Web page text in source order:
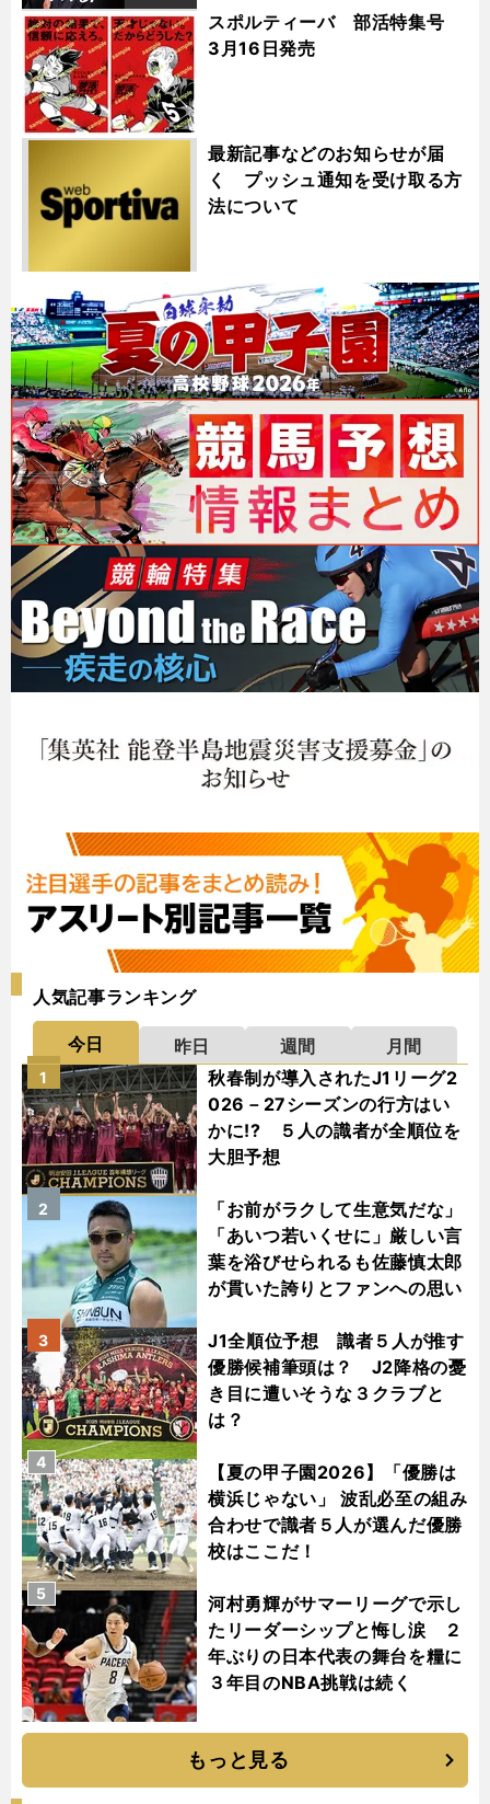
スポルティーバ 部活特集号
3月16日発売
最新記事などのお知らせが届
く プッシュ通知を受け取る方
法について
人気記事ランキング
今日 昨日 週間
月間
秋春制が導入されたJ1リーグ2
026－27シーズンの行方はい
かに!? ５人の識者が全順位を
大胆予想
1
「お前がラクして生意気だな」
「あいつ若いくせに」厳しい言
葉を浴びせられるも佐藤慎太郎
が貫いた誇りとファンへの思い
2
J1全順位予想 識者５人が推す
優勝候補筆頭は？ J2降格の憂
き目に遭いそうな３クラブと
は？
3
【夏の甲子園2026】「優勝は
横浜じゃない」 波乱必至の組み
合わせで識者５人が選んだ優勝
校はここだ！
4
河村勇輝がサマーリーグで示し
たリーダーシップと悔し涙 ２
年ぶりの日本代表の舞台を糧に
３年目のNBA挑戦は続く
5
もっと見る